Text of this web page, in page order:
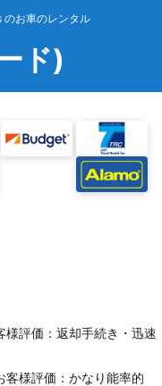
のお車のレンタル
ド)
様評価：返却手続き・迅速
客様評価：かなり能率的